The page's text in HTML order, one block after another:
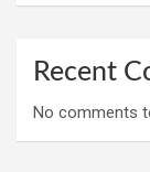
Recent
No comments